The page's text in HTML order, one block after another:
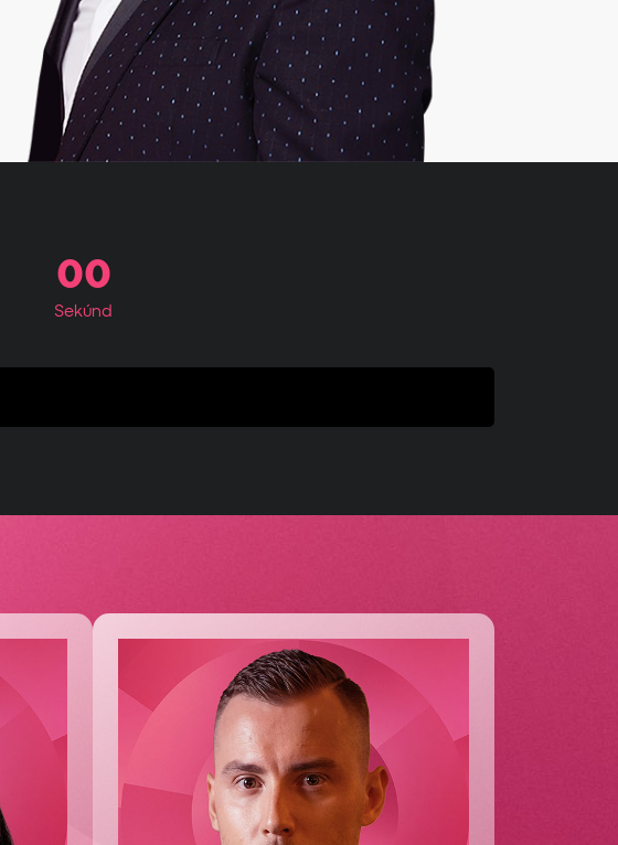
00
Sekúnd